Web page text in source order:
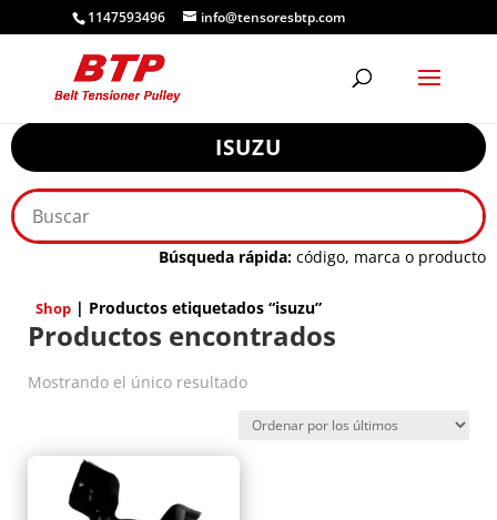
1147593496 info@tensoresbtp.com
ISUZU
Búsqueda rápida: código, marca o producto
Shop | Productos etiquetados “isuzu”
Productos encontrados
Mostrando el único resultado